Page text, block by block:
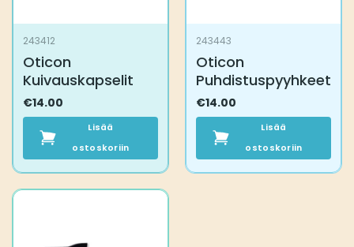
243412
Oticon
Kuivauskapselit
€14.00
Lisää
ostoskoriin
243443
Oticon
Puhdistuspyyhkeet
€14.00
Lisää
ostoskoriin